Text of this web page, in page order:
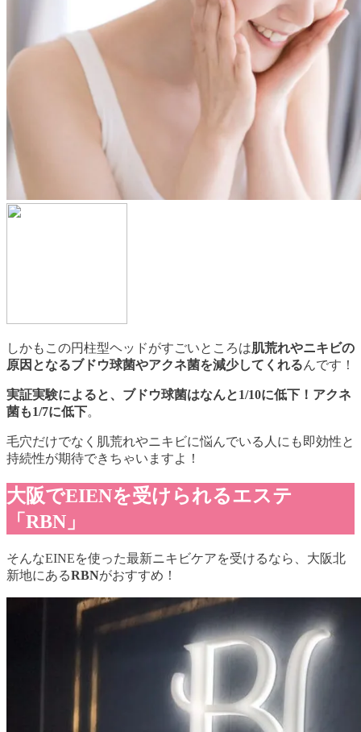
しかもこの円柱型ヘッドがすごいところは肌荒れやニキビの
原因となるブドウ球菌やアクネ菌を減少してくれるんです！
実証実験によると、ブドウ球菌はなんと1/10に低下！アクネ
菌も1/7に低下。
毛穴だけでなく肌荒れやニキビに悩んでいる人にも即効性と
持続性が期待できちゃいますよ！
大阪でEIENを受けられるエステ
「RBN」
そんなEINEを使った最新ニキビケアを受けるなら、大阪北
新地にあるRBNがおすすめ！